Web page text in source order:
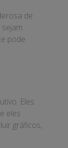
de
pode
Eles
eles
gráficos,